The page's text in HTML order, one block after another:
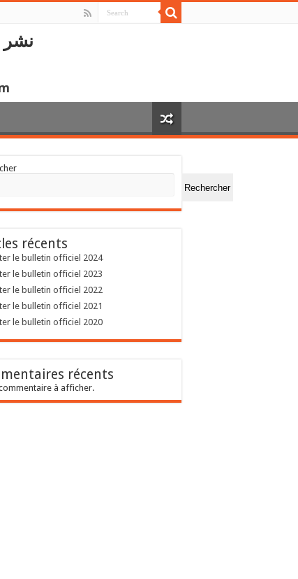
نشر
Rechercher
récents
le bulletin officiel 2024
le bulletin officiel 2023
le bulletin officiel 2022
le bulletin officiel 2021
le bulletin officiel 2020
récents
à afficher.